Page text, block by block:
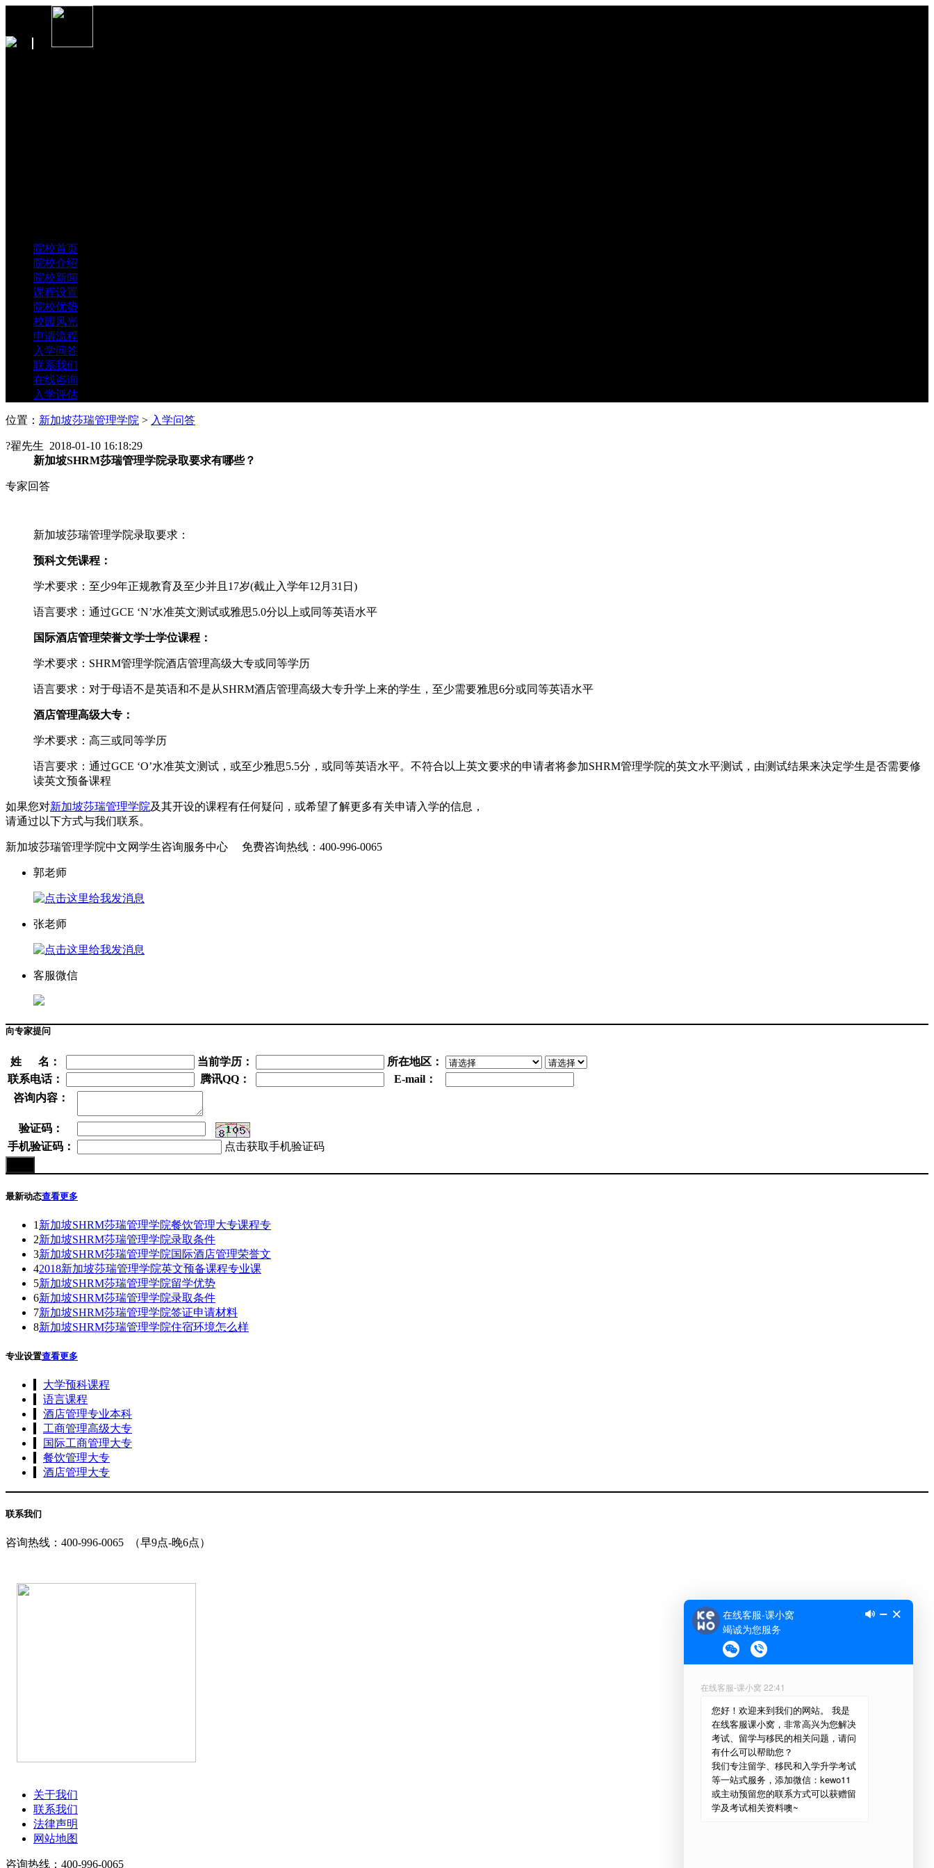
院校首页
院校介绍
院校新闻
课程设置
院校优势
校园风光
申请流程
入学问答
联系我们
在线咨询
入学评估
位置： 新加坡莎瑞管理学院 > 入学问答
?翟先生 2018-01-10 16:18:29
新加坡SHRM莎瑞管理学院录取要求有哪些？
专家回答
新加坡莎瑞管理学院录取要求：
预科文凭课程：
学术要求：至少9年正规教育及至少并且17岁(截止入学年12月31日)
语言要求：通过GCE ‘N’水准英文测试或雅思5.0分以上或同等英语水平
国际酒店管理荣誉文学士学位课程：
学术要求：SHRM管理学院酒店管理高级大专或同等学历
语言要求：对于母语不是英语和不是从SHRM酒店管理高级大专升学上来的学生，至少需要雅思6分或同等英语水平
酒店管理高级大专：
学术要求：高三或同等学历
语言要求：通过GCE ‘O’水准英文测试，或至少雅思5.5分，或同等英语水平。不符合以上英文要求的申请者将参加SHRM管理学院的英文水平测试，由测试结果来决定学生是否需要修
读英文预备课程
如果您对新加坡莎瑞管理学院及其开设的课程有任何疑问，或希望了解更多有关申请入学的信息，
请通过以下方式与我们联系。
新加坡莎瑞管理学院中文网学生咨询服务中心 免费咨询热线： 400-996-0065
郭老师
张老师
客服微信
向专家提问
姓 名： 当前学历：
所在地区：
联系电话：
腾讯QQ：
E-mail：
咨询内容：
验证码：
手机验证码：
点击获取手机验证码
最新动态查看更多
1 新加坡SHRM莎瑞管理学院餐饮管理大专课程专
2新加坡SHRM莎瑞管理学院录取条件
3新加坡SHRM莎瑞管理学院国际酒店管理荣誉文
42018新加坡莎瑞管理学院英文预备课程专业课
5新加坡SHRM莎瑞管理学院留学优势
6新加坡SHRM莎瑞管理学院录取条件
7新加坡SHRM莎瑞管理学院签证申请材料
8新加坡SHRM莎瑞管理学院住宿环境怎么样
专业设置查看更多
大学预科课程
语言课程
酒店管理专业本科
工商管理高级大专
国际工商管理大专
餐饮管理大专
酒店管理大专
联系我们
咨询热线： 400-996-0065 （早9点-晚6点）
关于我们
联系我们
法律声明
网站地图
咨询热线：400-996-0065